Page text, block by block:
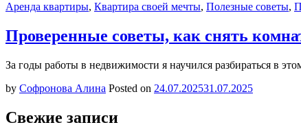
Аренда квартиры, Квартира своей мечты, Полезные советы,
Проверенные советы, как снять
За годы работы в недвижимости я научился разбираться в
by Софронова Алина Posted on 24.07.202531.07.2025
Свежие записи